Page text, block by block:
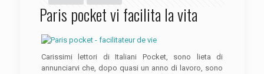
Paris pocket vi facilita la vita
Carissimi lettori di Italiani Pocket, sono lieta di
annunciarvi che, dopo quasi un anno di lavoro, sono